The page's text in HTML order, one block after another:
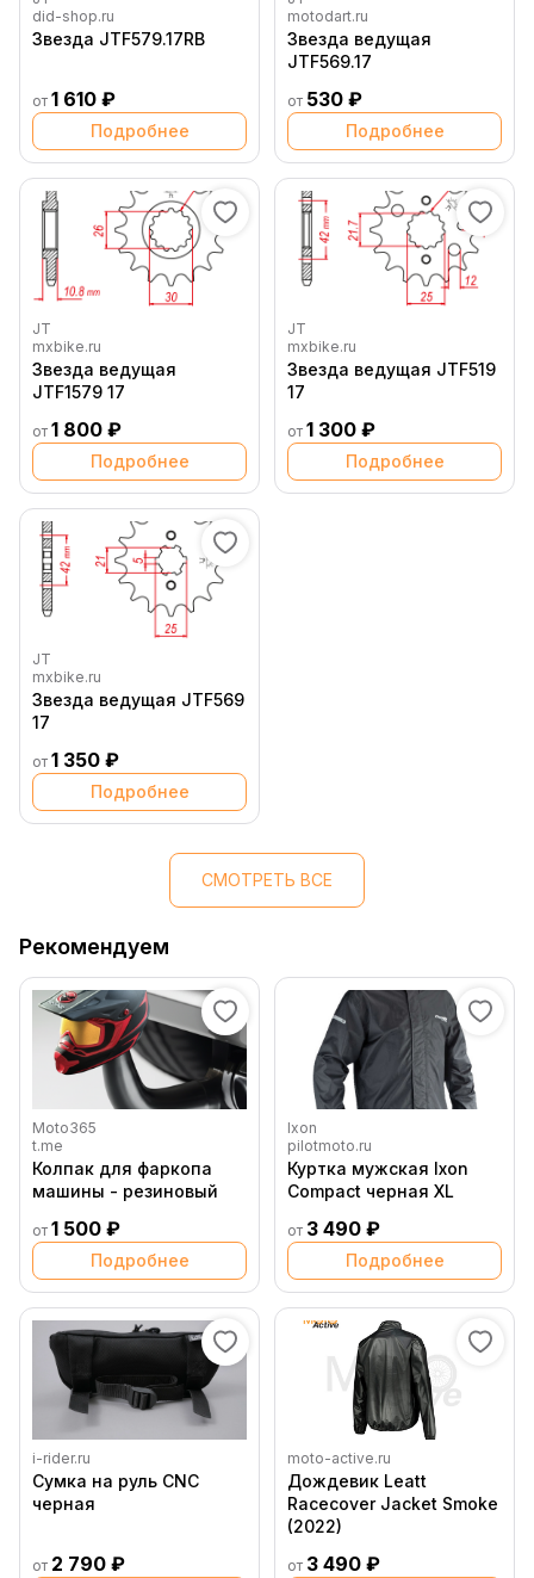
did-shop.ru
Звезда JTF579.17RB
от 1 610 ₽
Подробнее
motodart.ru
Звезда ведущая
JTF569.17
от 530 ₽
Подробнее
JT
mxbike.ru
Звезда ведущая
JTF1579 17
от 1 800 ₽
Подробнее
JT
mxbike.ru
Звезда ведущая JTF519
17
от 1 300 ₽
Подробнее
JT
mxbike.ru
Звезда ведущая JTF569
17
от 1 350 ₽
Подробнее
СМОТРЕТЬ ВСЕ
Рекомендуем
Moto365
t.me
Колпак для фаркопа
машины - резиновый
от 1 500 ₽
Подробнее
Ixon
pilotmoto.ru
Куртка мужская Ixon
Compact черная XL
от 3 490 ₽
Подробнее
i-rider.ru
Сумка на руль CNC
черная
от 2 790 ₽
moto-active.ru
Дождевик Leatt
Racecover Jacket Smoke
(2022)
от 3 490 ₽